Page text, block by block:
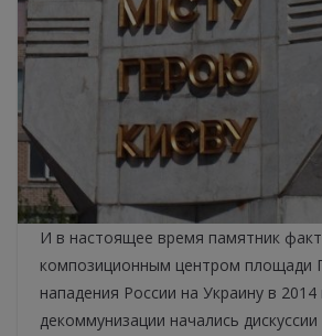
И в настоящее время памятник
композиционным центром площади
нападения России на Украину в 2014
декоммунизации начались дискуссии